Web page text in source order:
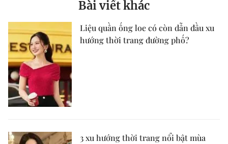
Bài viết khác
Liệu quần ống loe có còn dẫn đầu xu
hướng thời trang đường phố?
3 xu hướng thời trang nổi bật mùa